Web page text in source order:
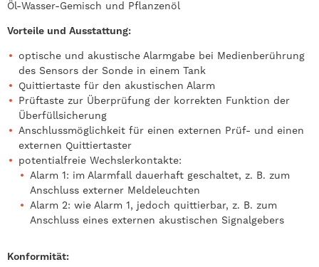
Öl-Wasser-Gemisch und Pflanzenöl
Vorteile und Ausstattung:
optische und akustische Alarmgabe bei Medienberührung
des Sensors der Sonde in einem Tank
Quittiertaste für den akustischen Alarm
Prüftaste zur Überprüfung der korrekten Funktion der
Überfüllsicherung
Anschlussmöglichkeit für einen externen Prüf- und einen
externen Quittiertaster
potentialfreie Wechslerkontakte:
Alarm 1: im Alarmfall dauerhaft geschaltet, z. B. zum
Anschluss externer Meldeleuchten
Alarm 2: wie Alarm 1, jedoch quittierbar, z. B. zum
Anschluss eines externen akustischen Signalgebers
Konformität: